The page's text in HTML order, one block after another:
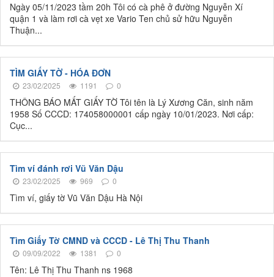
Ngày 05/11/2023 tầm 20h Tôi có cà phê ở đường Nguyễn Xí
quận 1 và làm rơi cà vẹt xe Vario Ten chủ sử hữu Nguyễn
Thuận...
TÌM GIẤY TỜ - HÓA ĐƠN
23/02/2025 1191 0
THÔNG BÁO MẤT GIẤY TỜ Tôi tên là Lý Xương Căn, sinh năm
1958 Số CCCD: 174058000001 cấp ngày 10/01/2023. Nơi cấp:
Cục...
Tìm ví đánh rơi Vũ Văn Dậu
23/02/2025 969 0
Tìm ví, giấy tờ Vũ Văn Dậu Hà Nội
Tìm Giấy Tờ CMND và CCCD - Lê Thị Thu Thanh
09/09/2022 1381 0
Tên: Lê Thị Thu Thanh ns 1968